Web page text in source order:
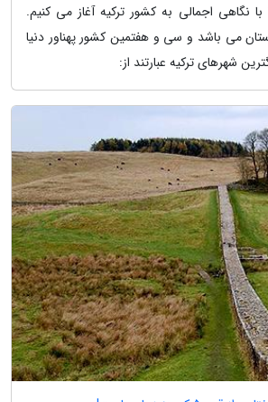
با نگاهی اجمالی به کشور ترکیه آغاز می کنیم.
ترکیه دارای 81 استان می باشد و سی و هفتمین کشور پهناور دنیا
شهرهای ترکیه عبارتند از: